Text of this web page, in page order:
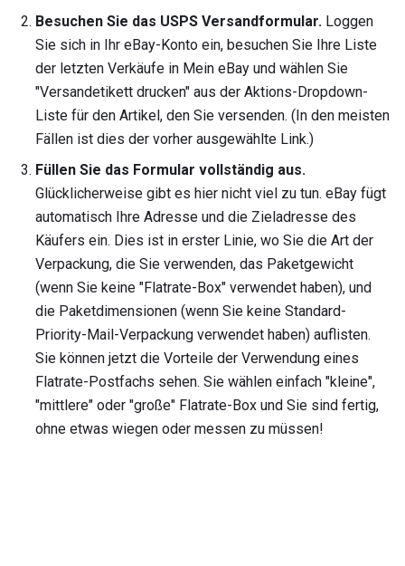
Besuchen Sie das USPS Versandformular. Loggen
Sie sich in Ihr eBay-Konto ein, besuchen Sie Ihre Liste
der letzten Verkäufe in Mein eBay und wählen Sie
"Versandetikett drucken" aus der Aktions-Dropdown-
Liste für den Artikel, den Sie versenden. (In den meisten
Fällen ist dies der vorher ausgewählte Link.)
Füllen Sie das Formular vollständig aus.
Glücklicherweise gibt es hier nicht viel zu tun. eBay fügt
automatisch Ihre Adresse und die Zieladresse des
Käufers ein. Dies ist in erster Linie, wo Sie die Art der
Verpackung, die Sie verwenden, das Paketgewicht
(wenn Sie keine "Flatrate-Box" verwendet haben), und
die Paketdimensionen (wenn Sie keine Standard-
Priority-Mail-Verpackung verwendet haben) auflisten.
Sie können jetzt die Vorteile der Verwendung eines
Flatrate-Postfachs sehen. Sie wählen einfach "kleine",
"mittlere" oder "große" Flatrate-Box und Sie sind fertig,
ohne etwas wiegen oder messen zu müssen!